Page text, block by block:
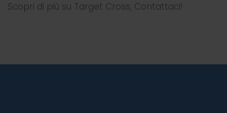
Scopri di più su Target Cross, Contattaci!